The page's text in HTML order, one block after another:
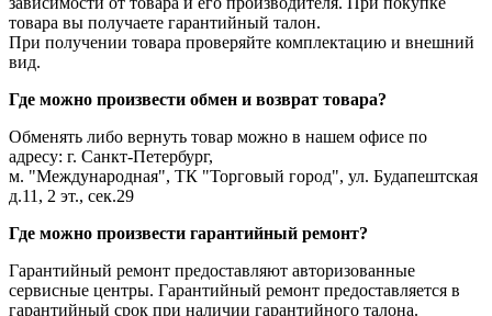
товара вы получаете гарантийный талон.
При получении товара проверяйте комплектацию и внешний
вид.
Где можно произвести обмен и возврат товара?
Обменять либо вернуть товар можно в нашем офисе по
адресу: г. Санкт-Петербург,
м. "Международная", ТК "Торговый город", ул. Будапештская
д.11, 2 эт., сек.29
Где можно произвести гарантийный ремонт?
Гарантийный ремонт предоставляют авторизованные
сервисные центры. Гарантийный ремонт предоставляется в
гарантийный срок при наличии гарантийного талона.